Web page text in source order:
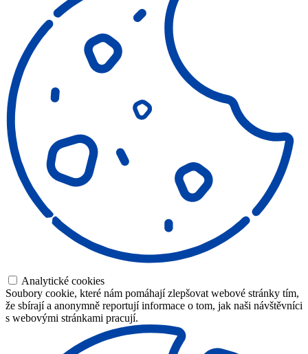
Analytické cookies
Soubory cookie, které nám pomáhají zlepšovat webové stránky tím,
že sbírají a anonymně reportují informace o tom, jak naši návštěvníci
s webovými stránkami pracují.